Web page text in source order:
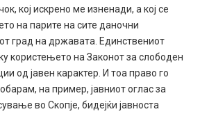
кој искрено ме изненади, а кој се
на парите на сите даночни
град на државата. Единствениот
користењето на Законот за слободен
од јавен карактер. И тоа право го
на пример, јавниот оглас за
во Скопје, бидејќи јавноста